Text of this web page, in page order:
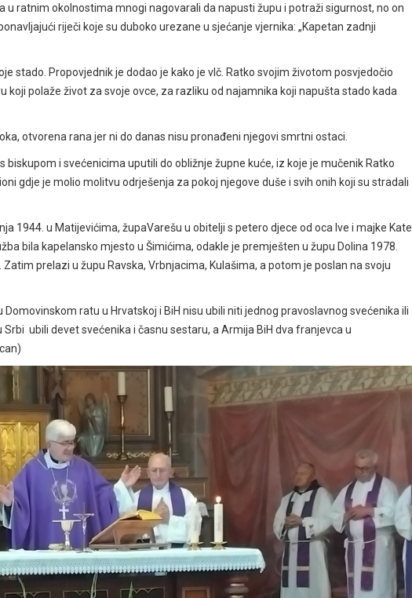
u ratnim okolnostima mnogi nagovarali da napusti župu i potraži sigurnost, no on
riječi koje su duboko urezane u sjećanje vjernika: „Kapetan zadnji
stado. Propovjednik je dodao je kako je vlč. Ratko svojim životom posvjedočio
koji polaže život za svoje ovce, za razliku od najamnika koji napušta stado kada
otvorena rana jer ni do danas nisu pronađeni njegovi smrtni ostaci.
biskupom i svećenicima uputili do obližnje župne kuće, iz koje je mučenik Ratko
gdje je molio molitvu odrješenja za pokoj njegove duše i svih onih koji su stradali
1944. u Matijevićima, župaVarešu u obitelji s petero djece od oca Ive i majke Kate
bila kapelansko mjesto u Šimićima, odakle je premješten u župu Dolina 1978.
prelazi u župu Ravska, Vrbnjacima, Kulašima, a potom je poslan na svoju
ratu u Hrvatskoj i BiH nisu ubili niti jednog pravoslavnog svećenika ili
ubili devet svećenika i časnu sestaru, a Armija BiH dva franjevca u